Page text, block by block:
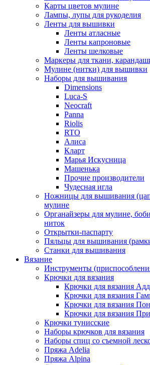
Карты цветов мулине
Лампы, лупы для рукоделия
Ленты для вышивки
Ленты атласные
Ленты капроновые
Ленты шелковые
Маркеры для ткани,
Мулине (нитки) для вышивки
Наборы для вышивания
Dimensions
Luca-S
Neocraft
Panna
Riolis
RTO
Алиса
Кларт
Марья Искусница
Машенька
Прочие производители
Чудесная игла
Ножницы для вышивания
мулине
Органайзеры для мулине,
ниток
Открытки-паспарту
Пяльцы для вышивания
Станки для вышивания
Вязание
Инструменты
Крючки для вязания
Крючки для вязания
Крючки для вязания
Крючки для вязания
Крючки для вязания
Крючки тунисские
Наборы крючков для вязания
Наборы спиц со съемной
Пряжа Adelia
Пряжа Alpina